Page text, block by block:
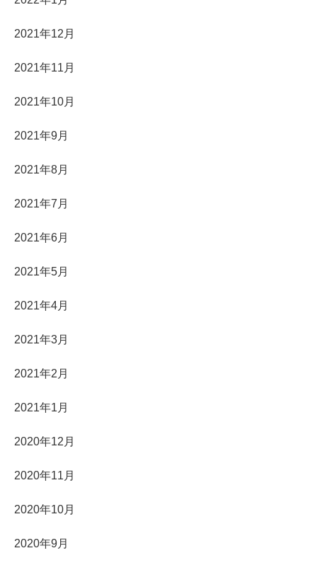
2021年12月
2021年11月
2021年10月
2021年9月
2021年8月
2021年7月
2021年6月
2021年5月
2021年4月
2021年3月
2021年2月
2021年1月
2020年12月
2020年11月
2020年10月
2020年9月